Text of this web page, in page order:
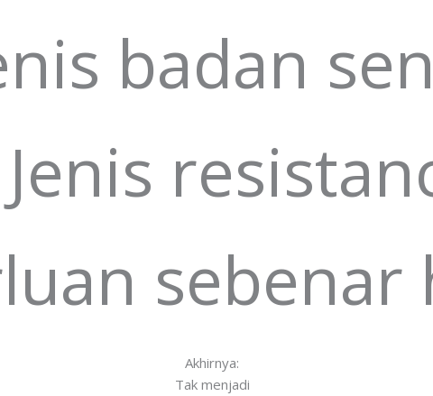
badan
Jenis
Akhirnya:
Tak menjadi